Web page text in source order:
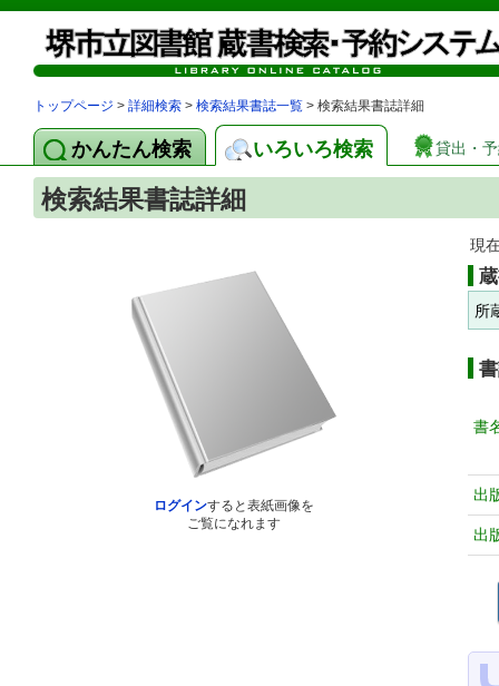
トップページ > 詳細検索 > 検索結果書誌一覧 > 検索結果書誌詳細
かんたん検索 いろいろ検索 貸出・
検索結果書誌詳細
ログインすると表紙画像を
ご覧になれます
現
所
書
出
出